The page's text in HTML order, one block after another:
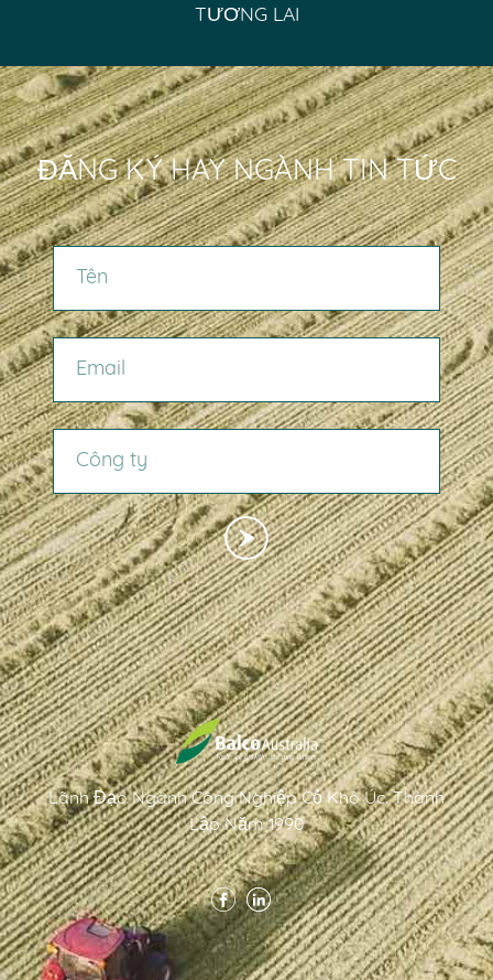
TƯƠNG LAI
ĐĂNG KÝ HAY NGÀNH TIN TỨC
TÊN
EMAIL
CÔNG TY
Lãnh Đạo Ngành Công Nghiệp Cỏ Khô Úc. Thành
Lập Năm 1990